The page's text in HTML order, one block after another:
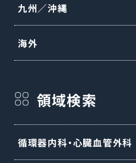
九州／沖縄
海外
領域検索
循環器内科・心臓血管外科